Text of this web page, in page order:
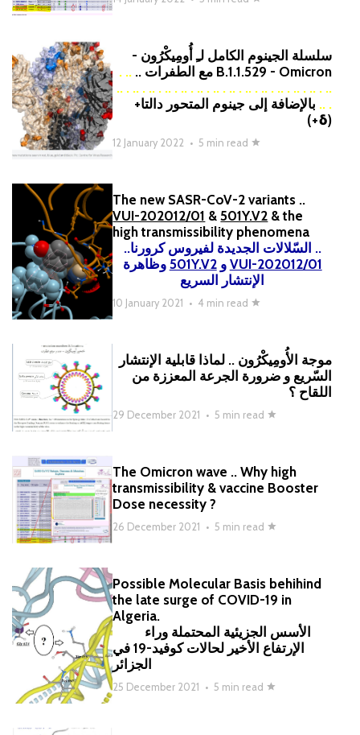
سلسلة الجينوم الكامل لـِ أُومِيكْرُون -
B.1.1.529 - Omicron مع الطفرات ..
.. .
.. . .. . .. . .. . .. . .. . .. . .. . .. . .. . .. . .. . .. . ..
. .. بالإضافة إلى جينوم المتحور دالتا+
(δ+)
12 January 2022 • 5 min read
The new SASR-CoV-2 variants ..
VUI-202012/01 &501Y.V2 & the
high transmissibility phenomena
.. السّلالات الجديدة لفيروس كرورنا..
VUI-202012/01 و501Y.V2 وظاهرة
الإنتشار السريع
10 January 2021 • 4 min read
موجة الأُومِيكْرُون .. لماذا قابلية الإنتشار
السّريع و ضرورة الجرعة المعززة من
اللقاح ؟
29 December 2021 • 5 min read
The Omicron wave .. Why high
transmissibility & vaccine Booster
Dose necessity ?
26 December 2021 • 5 min read
Possible Molecular Basis behihind
the late surge of COVID-19 in
Algeria.
الإرتفاع الأخير لحالات كوفيد-19 في
الجزائر
25 December 2021 • 5 min read